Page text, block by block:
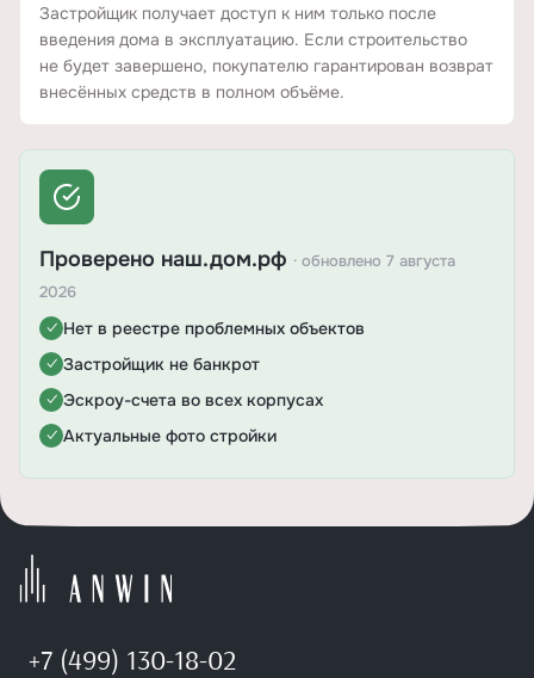
Застройщик получает доступ к ним только после
введения дома в эксплуатацию. Если строительство
не будет завершено, покупателю гарантирован возврат
внесённых средств в полном объёме.
Проверено наш.дом.рф · обновлено 7 августа
2026
✓ Нет в реестре проблемных объектов
✓ Застройщик не банкрот
✓ Эскроу-счета во всех корпусах
✓ Актуальные фото стройки
+7 (499) 130-18-02